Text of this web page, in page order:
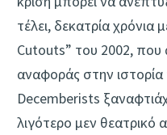
τέλει, δεκατρία
Cutouts” του 2002, που
αναφοράς στην
Decemberists
λιγότερο μεν θεατρικό